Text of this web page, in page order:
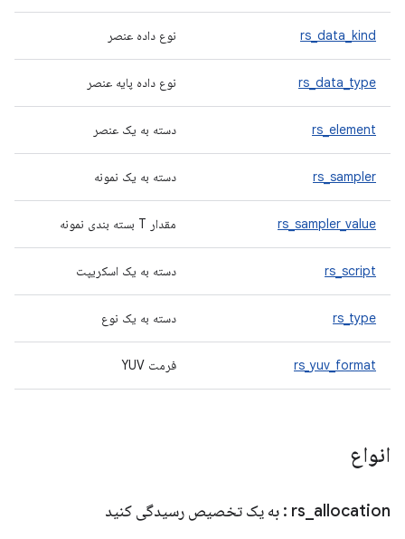
rs_data_kind نوع داده عنصر
rs_data_type نوع داده پایه عنصر
rs_element دسته به یک عنصر
rs_sampler دسته به یک نمونه
rs_sampler_value مقدار T بسته بندی نمونه
rs_script دسته به یک اسکریپت
rs_type دسته به یک نوع
rs_yuv_format فرمت YUV
انواع
rs allocation : به یک تخصیص رسیدگی کنید